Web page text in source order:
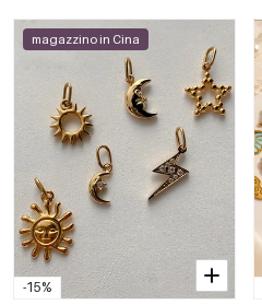
-15%
magazzino in Cina